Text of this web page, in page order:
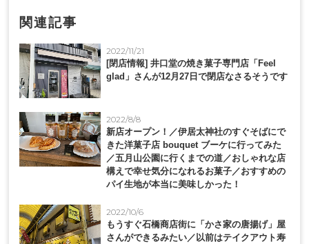
関連記事
2022/11/21
[閉店情報] 井口堂の焼き菓子専門店「Feel
glad」さんが12月27日で閉店なさるそうです
2022/8/8
新店オープン！／伊居太神社のすぐそばにで
きた洋菓子店 bouquet ブーケに行ってみた
／五月山公園に行くまでの道／おしゃれな店
構えで幸せ気分になれるお菓子／おすすめの
パイ生地が本当に美味しかった！
2022/10/6
もうすぐ石橋商店街に「かさ家の唐揚げ」屋
さんができるみたい／以前はテイクアウト寿